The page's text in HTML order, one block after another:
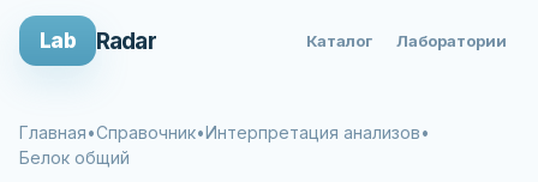
Lab Radar Каталог Лаборатории
Главная•Справочник•Интерпретация анализов•
Белок общий